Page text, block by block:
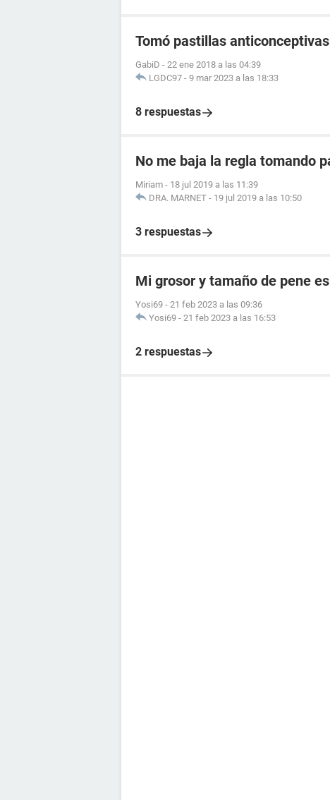
Tomó pastillas
GabiD - 22 ene 2018 a las 04:39
LGDC97 - 9 mar 2023 a las 18:33
8 respuestas
No me baja la regla tomando
Miriam - 18 jul 2019 a las 11:39
DRA. MARNET - 19 jul 2019 a las 10:50
3 respuestas
Mi grosor y tamaño de pene
Yosi69 - 21 feb 2023 a las 09:36
Yosi69 - 21 feb 2023 a las 16:53
2 respuestas